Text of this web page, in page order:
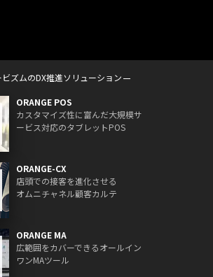
ズムのDX推進ソリューション
ORANGE POS
カスタマイズ性に富んだ大規模サ
ービス対応のタブレットPOS
ORANGE-CX
店頭での接客を進化させる
オムニチャネル顧客カルテ
ORANGE MA
広範囲をカバーできるオールイン
ワンMAツール